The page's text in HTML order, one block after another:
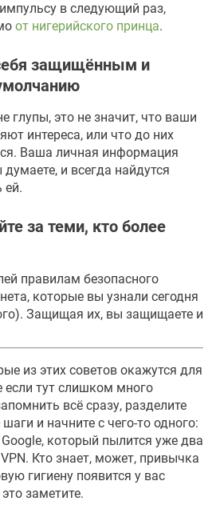
в следующий раз,
от нигерийского принца.
защищённым и
глупы, это не значит, что ваши
интереса, или что до них
Ваша личная информация
и всегда найдутся
ей.
за теми, кто более
правилам безопасного
которые вы узнали сегодня
Защищая их, вы защищаете и
из этих советов окажутся для
тут слишком много
всё сразу, разделите
и начните с чего-то одного:
который пылится уже два
Кто знает, может, привычка
гигиену появится у вас
заметите.